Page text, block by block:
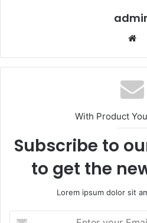
With Product
Subscribe to
to get the
Lorem ipsum dolor sit